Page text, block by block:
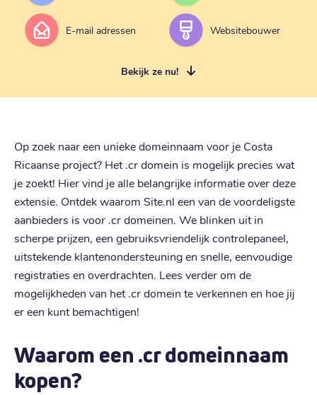
E-mail adressen Websitebouwer
Bekijk ze nu!
Op zoek naar een unieke domeinnaam voor je Costa
Ricaanse project? Het .cr domein is mogelijk precies wat
je zoekt! Hier vind je alle belangrijke informatie over deze
extensie. Ontdek waarom Site.nl een van de voordeligste
aanbieders is voor .cr domeinen. We blinken uit in
scherpe prijzen, een gebruiksvriendelijk controlepaneel,
uitstekende klantenondersteuning en snelle, eenvoudige
registraties en overdrachten. Lees verder om de
mogelijkheden van het .cr domein te verkennen en hoe jij
er een kunt bemachtigen!
Waarom een .cr domeinnaam
kopen?